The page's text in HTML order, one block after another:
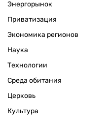
Энергорынок
Приватизация
Экономика регионов
Наука
Технологии
Среда обитания
Церковь
Культура